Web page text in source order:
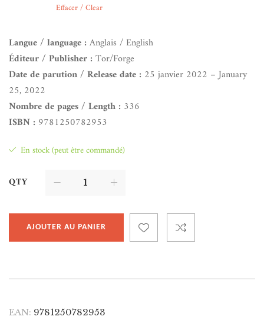
Effacer / Clear
Langue / language :Anglais / English
Éditeur / Publisher :Tor/Forge
Date de parution / Release date : 25 janvier 2022 – January
25, 2022
Nombre de pages / Length : 336
ISBN : 9781250782953
En stock (peut être commandé)
QTY
AJOUTER AU PANIER
EAN: 9781250782953